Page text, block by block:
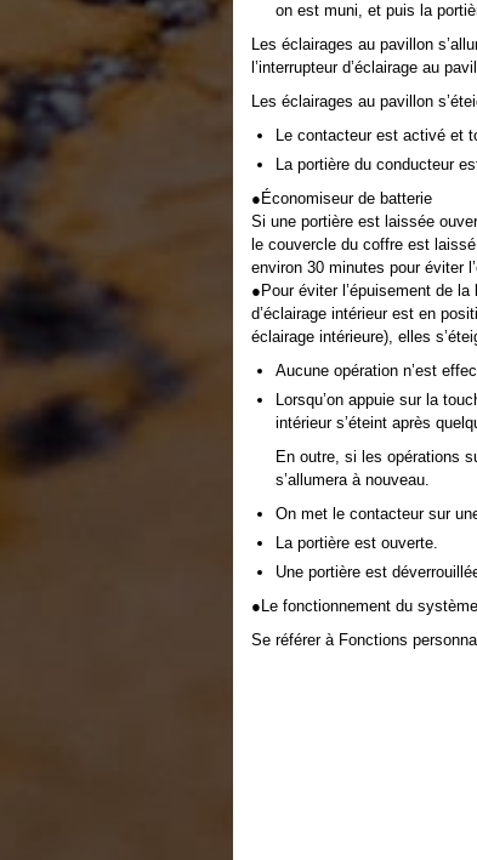
on est muni, et puis la
Les éclairages au pavillon
l’interrupteur d’éclairage au
Les éclairages au pavillon
Le contacteur est activé et
La portière du conducteur
●Économiseur de batterie
Si une portière est laissée
le couvercle du coffre est
environ 30 minutes pour éviter
●Pour éviter l’épuisement de
d’éclairage intérieur est en
éclairage intérieure), elles
Aucune opération n’est
Lorsqu’on appuie sur la
intérieur s’éteint après
En outre, si les opérations
s’allumera à nouveau.
On met le contacteur sur
La portière est ouverte.
Une portière est
●Le fonctionnement du
Se référer à Fonctions